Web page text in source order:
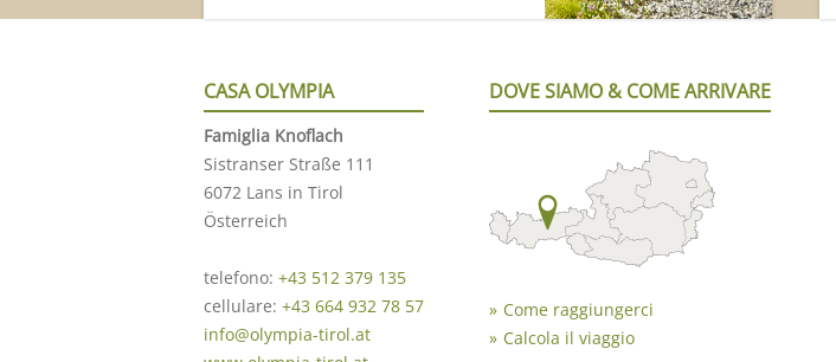
CASA OLYMPIA
Famiglia Knoflach
Sistranser Straße 111
6072 Lans in Tirol
Österreich
telefono: +43 512 379 135
cellulare: +43 664 932 78 57
info@olympia-tirol.at
DOVE SIAMO & COME ARRIVARE
Come raggiungerci
Calcola il viaggio